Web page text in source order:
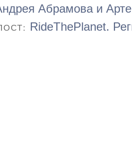
Абрамова и
RideThePlanet.